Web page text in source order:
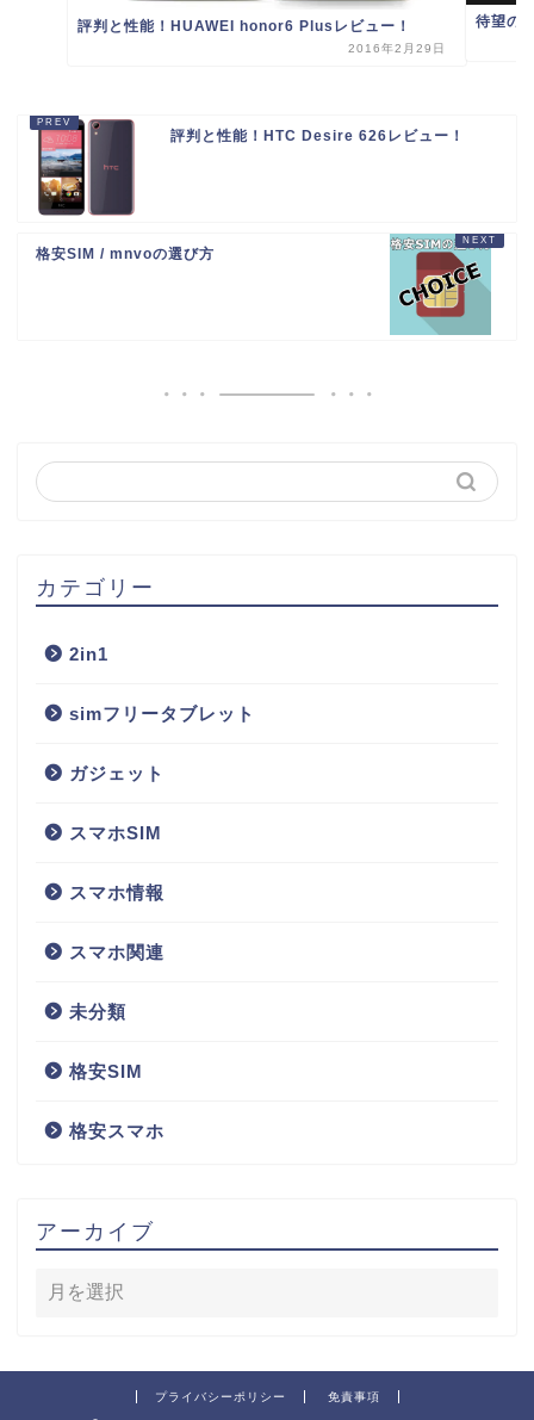
評判と性能！HUAWEI honor6 Plusレビュー！
2016年2月29日
待望の
評判と性能！HTC Desire 626レビュー！
格安SIM / mnvoの選び方
カテゴリー
2in1
simフリータブレット
ガジェット
スマホSIM
スマホ情報
スマホ関連
未分類
格安SIM
格安スマホ
アーカイブ
プライバシーポリシー 免責事項